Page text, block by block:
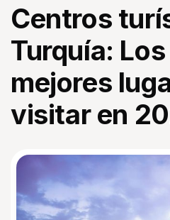
Centros
Turquía: Los
mejores
visitar en